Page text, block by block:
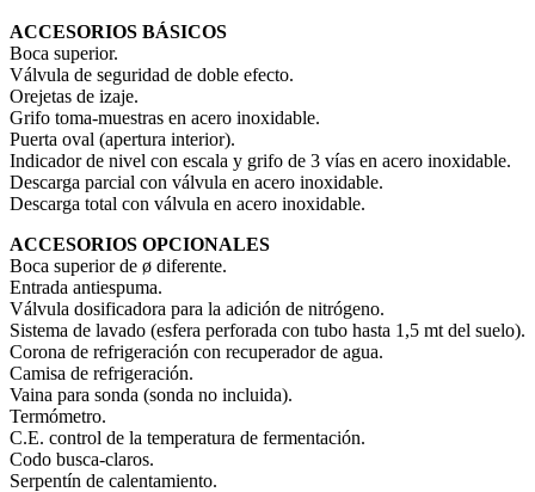
ACCESORIOS BÁSICOS
Boca superior.
Válvula de seguridad de doble efecto.
Orejetas de izaje.
Grifo toma-muestras en acero inoxidable.
Puerta oval (apertura interior).
Indicador de nivel con escala y grifo de 3 vías en acero inoxidable.
Descarga parcial con válvula en acero inoxidable.
Descarga total con válvula en acero inoxidable.
ACCESORIOS OPCIONALES
Boca superior de ø diferente.
Entrada antiespuma.
Válvula dosificadora para la adición de nitrógeno.
Sistema de lavado (esfera perforada con tubo hasta 1,5 mt del suelo).
Corona de refrigeración con recuperador de agua.
Camisa de refrigeración.
Vaina para sonda (sonda no incluida).
Termómetro.
C.E. control de la temperatura de fermentación.
Codo busca-claros.
Serpentín de calentamiento.